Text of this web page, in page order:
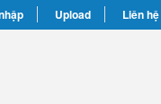
Upload Liên hệ